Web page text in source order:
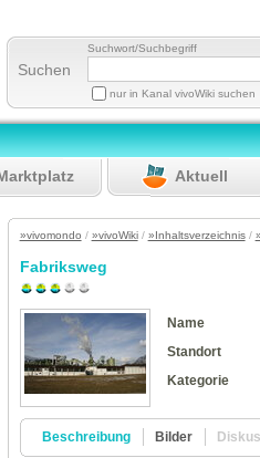
Suchen
Suchwort/Suchbegriff
nur in Kanal vivoWiki suchen
Aktuell
»vivomondo / »vivoWiki/ »Inhaltsverzeichnis/
Fabriksweg
Name
Standort
Kategorie
Beschreibung Bilder